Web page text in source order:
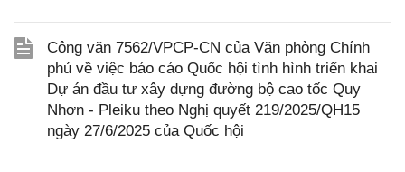
Công văn 7562/VPCP-CN của Văn phòng Chính
phủ về việc báo cáo Quốc hội tình hình triển khai
Dự án đầu tư xây dựng đường bộ cao tốc Quy
Nhơn - Pleiku theo Nghị quyết 219/2025/QH15
ngày 27/6/2025 của Quốc hội